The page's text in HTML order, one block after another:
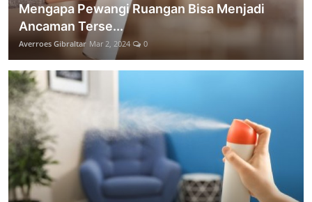
Mengapa Pewangi Ruangan Bisa Menjadi
Ancaman Terse...
Averroes Gibraltar Mar 2, 2024 0